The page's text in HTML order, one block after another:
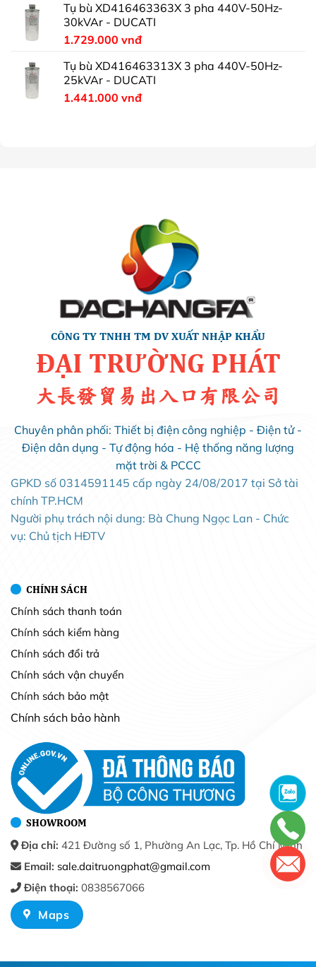
Tụ bù XD416463363X 3 pha 440V-50Hz-
30kVAr - DUCATI
1.729.000 vnđ
Tụ bù XD416463313X 3 pha 440V-50Hz-
25kVAr - DUCATI
1.441.000 vnđ
CÔNG TY TNHH TM DV XUẤT NHẬP KHẨU
ĐẠI TRƯỜNG PHÁT
大長發貿易出入口有限公司
Chuyên phân phối: Thiết bị điện công nghiệp - Điện tử -
Điện dân dụng - Tự động hóa - Hệ thống năng lượng
mặt trời & PCCC
GPKD số 0314591145 cấp ngày 24/08/2017 tại Sở tài
chính TP.HCM
Người phụ trách nội dung: Bà Chung Ngọc Lan - Chức
vụ: Chủ tịch HĐTV
CHÍNH SÁCH
Chính sách thanh toán
Chính sách kiểm hàng
Chính sách đổi trả
Chính sách vận chuyển
Chính sách bảo mật
Chính sách bảo hành
SHOWROOM
Địa chỉ: 421 Đường số 1, Phường An Lạc, Tp. Hồ Chí Minh
Email: sale.daitruongphat@gmail.com
Điện thoại: 0838567066
Maps